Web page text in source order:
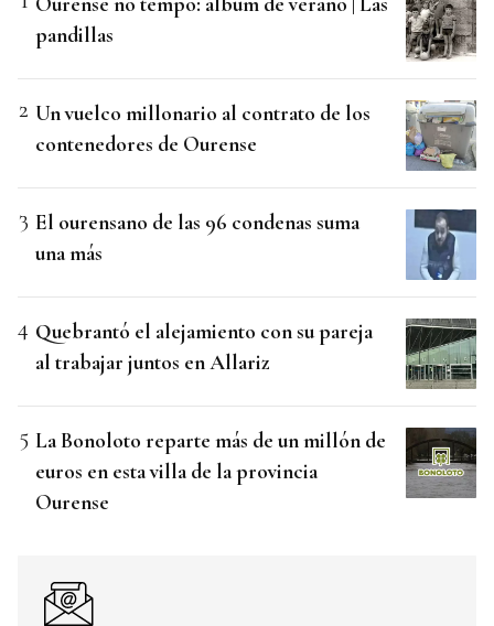
pandillas
Un vuelco millonario al contrato de los
contenedores de Ourense
El ourensano de las 96 condenas suma
una más
Quebrantó el alejamiento con su pareja
al trabajar juntos en Allariz
La Bonoloto reparte más de un millón de
euros en esta villa de la provincia
Ourense